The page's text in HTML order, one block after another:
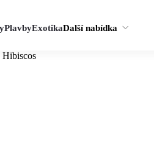
PlavbyExotikaDalší nabídka
Hibiscos